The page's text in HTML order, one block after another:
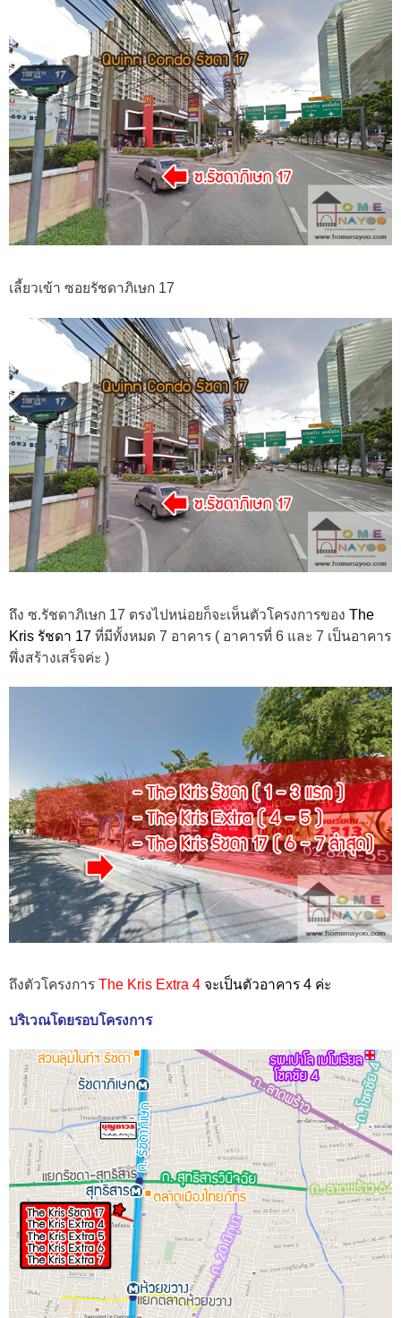
เลี้ยวเข้า ซอยรัชดาภิเษก 17
ถึง ซ.รัชดาภิเษก 17 ตรงไปหน่อยก็จะเห็นตัวโครงการของ The
Kris รัชดา 17 ที่มีทั้งหมด 7 อาคาร ( อาคารที่ 6 และ 7 เป็นอาคาร
พึ่งสร้างเสร็จค่ะ )
ถึงตัวโครงการ The Kris Extra 4 จะเป็นตัวอาคาร 4 ค่ะ
บริเวณโดยรอบโครงการ